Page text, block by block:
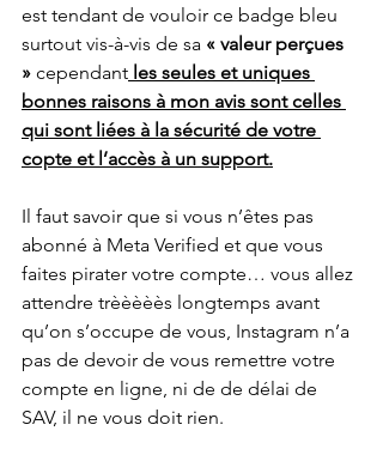
est tendant de vouloir ce badge bleu
surtout vis-à-vis de sa « valeur perçues
» cependant les seules et uniques
bonnes raisons à mon avis sont celles
qui sont liées à la sécurité de votre
copte et l’accès à un support.
Il faut savoir que si vous n’êtes pas
abonné à Meta Verified et que vous
faites pirater votre compte… vous allez
attendre trèèèèès longtemps avant
qu’on s’occupe de vous, Instagram n’a
pas de devoir de vous remettre votre
compte en ligne, ni de de délai de
SAV, il ne vous doit rien.